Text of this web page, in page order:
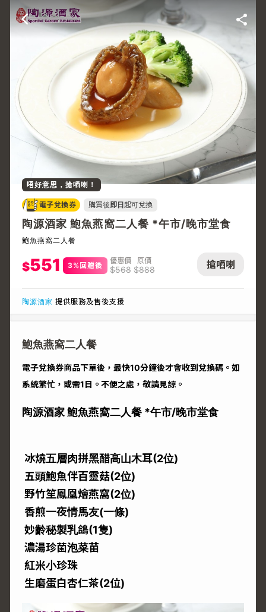
搶哂喇
唔好意思，搶哂喇！
電子兌換券 購買後即日起可兌換
陶源酒家 鮑魚燕窩二人餐 *午市/晚市堂食
鮑魚燕窩二人餐
$551 3%回贈後
優惠價
$568
原價
$888
陶源酒家 提供服務及售後支援
鮑魚燕窩二人餐
電子兌換券商品下單後，最快10分鐘後才會收到兌換碼。如
系統繁忙，或需1日。不便之處，敬請見諒。
陶源酒家 鮑魚燕窩二人餐 *午市/晚市堂食
冰燒五層肉拼黑醋高山木耳(2位)
五頭鮑魚伴百靈菇(2位)
野竹笙鳳凰燴燕窩(2位)
香煎一夜情馬友(一條)
妙齡秘製乳鴿(1隻)
濃湯珍菌泡菜苗
紅米小珍珠
生磨蛋白杏仁茶(2位)